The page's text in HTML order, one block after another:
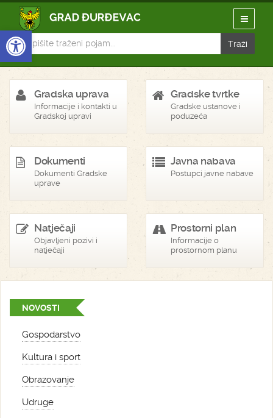
Open toolbar
Gradska uprava
Informacije i kontakti u
Gradskoj upravi
Gradske tvrtke
Gradske ustanove i
poduzeća
Dokumenti
Dokumenti Gradske
uprave
Javna nabava
Postupci javne nabave
Natječaji
Objavljeni pozivi i
natječaji
Prostorni plan
Informacije o
prostornom planu
NOVOSTI
Gospodarstvo
Kultura i sport
Obrazovanje
Udruge